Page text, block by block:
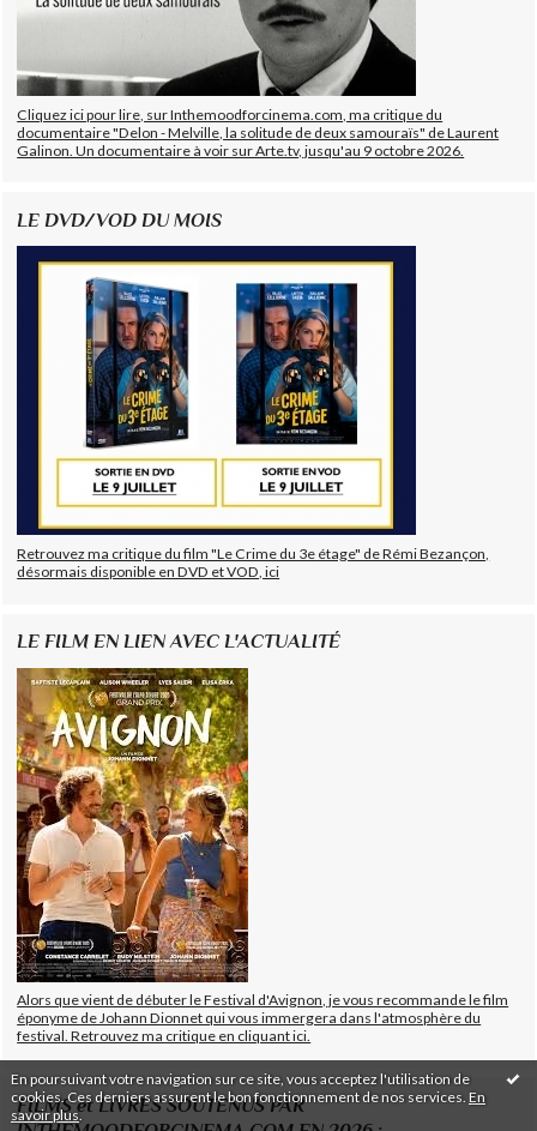
En poursuivant votre navigation sur ce site, vous acceptez l'utilisation de
cookies. Ces derniers assurent le bon fonctionnement de nos services. En
savoir plus.
Cliquez ici pour lire, sur Inthemoodforcinema.com, ma critique du
documentaire "Delon - Melville, la solitude de deux samouraïs" de Laurent
Galinon. Un documentaire à voir sur Arte.tv, jusqu'au 9 octobre 2026.
LE DVD/VOD DU MOIS
Retrouvez ma critique du film "Le Crime du 3e étage" de Rémi Bezançon,
désormais disponible en DVD et VOD, ici
LE FILM EN LIEN AVEC L'ACTUALITÉ
Alors que vient de débuter le Festival d'Avignon, je vous recommande le film
éponyme de Johann Dionnet qui vous immergera dans l'atmosphère du
festival. Retrouvez ma critique en cliquant ici.
FILMS et LIVRES SOUTENUS PAR